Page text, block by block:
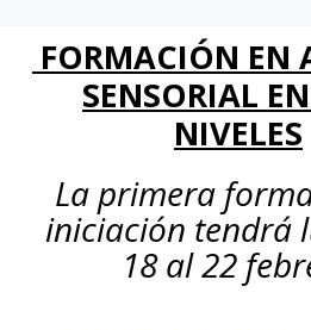
FORMACIÓN EN
SENSORIAL
NIVELES
La primera
iniciación tendrá
18 al 22